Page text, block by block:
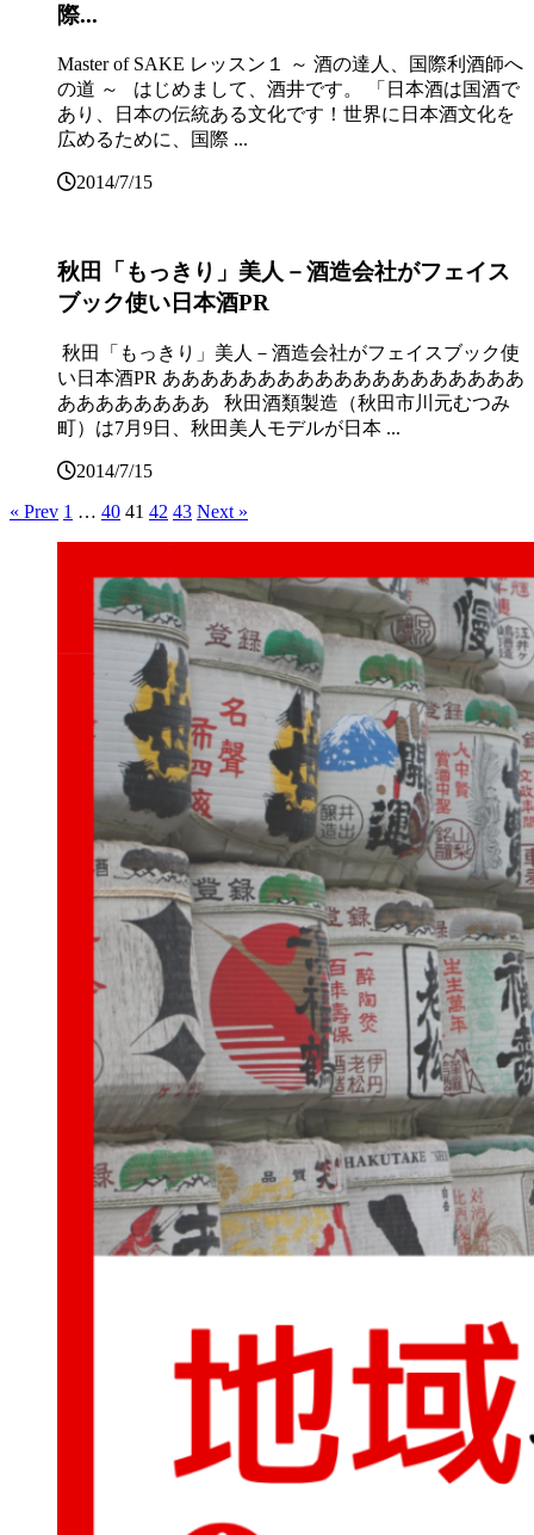
際...
Master of SAKE レッスン１ ～ 酒の達人、国際利酒師へ
の道 ～ はじめまして、酒井です。 「日本酒は国酒で
あり、日本の伝統ある文化です！世界に日本酒文化を
広めるために、国際 ...
2014/7/15
秋田「もっきり」美人－酒造会社がフェイス
ブック使い日本酒PR
秋田「もっきり」美人－酒造会社がフェイスブック使
い日本酒PR あああああああああああああああああああ
ああああああああ 秋田酒類製造（秋田市川元むつみ
町）は7月9日、秋田美人モデルが日本 ...
2014/7/15
« Prev 1 … 40 41 42 43 Next »